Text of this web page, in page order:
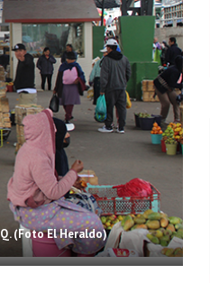
(Foto El Heraldo)